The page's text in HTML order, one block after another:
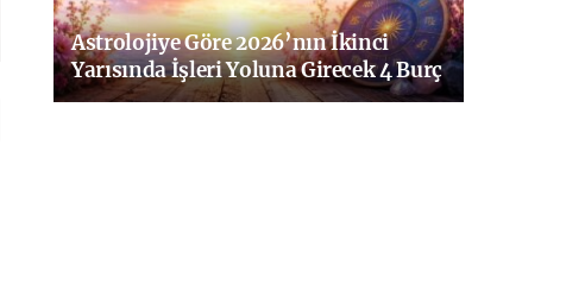
Astrolojiye Göre 2026’nın İkinci
Yarısında İşleri Yoluna Girecek 4 Burç